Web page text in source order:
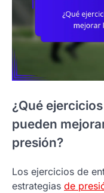
¿Qué
pueden
presión?
Los ejercicios de
estrategias de